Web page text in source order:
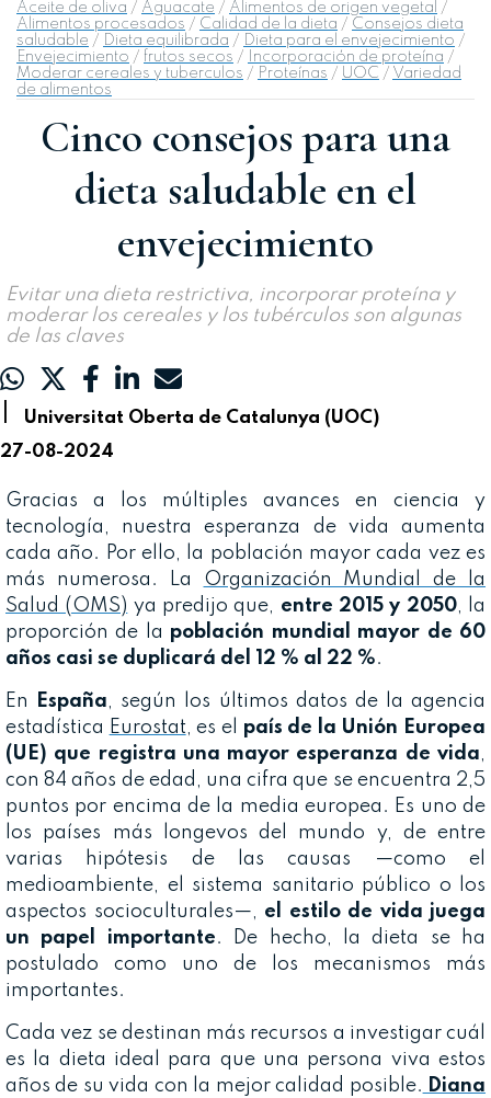
Aceite de oliva / Aguacate / Alimentos de origen vegetal /
Alimentos procesados / Calidad de la dieta / Consejos dieta
saludable / Dieta equilibrada / Dieta para el envejecimiento /
Envejecimiento / frutos secos / Incorporación de proteína /
Moderar cereales y tuberculos / Proteínas / UOC / Variedad
de alimentos
Cinco consejos para una
dieta saludable en el
envejecimiento
Evitar una dieta restrictiva, incorporar proteína y
moderar los cereales y los tubérculos son algunas
de las claves
|
Universitat Oberta de Catalunya (UOC)
27-08-2024
Gracias a los múltiples avances en ciencia y
tecnología, nuestra esperanza de vida aumenta
cada año. Por ello, la población mayor cada vez es
más numerosa. La Organización Mundial de la
Salud (OMS) ya predijo que, entre 2015 y 2050, la
proporción de la población mundial mayor de 60
años casi se duplicará del 12 % al 22 %.
En España, según los últimos datos de la agencia
estadística Eurostat, es el país de la Unión Europea
(UE) que registra una mayor esperanza de vida,
con 84 años de edad, una cifra que se encuentra 2,5
puntos por encima de la media europea. Es uno de
los países más longevos del mundo y, de entre
varias hipótesis de las causas —como el
medioambiente, el sistema sanitario público o los
aspectos socioculturales—, el estilo de vida juega
un papel importante. De hecho, la dieta se ha
postulado como uno de los mecanismos más
importantes.
Cada vez se destinan más recursos a investigar cuál
es la dieta ideal para que una persona viva estos
años de su vida con la mejor calidad posible. Diana